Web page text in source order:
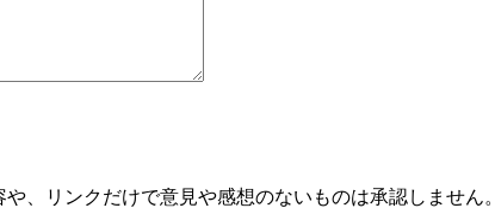
、リンクだけで意見や感想のないものは承認しません。